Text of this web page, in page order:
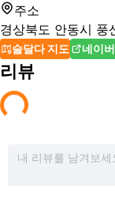
주소
경상북도 안동시 풍
술달다 지도 네이
리뷰